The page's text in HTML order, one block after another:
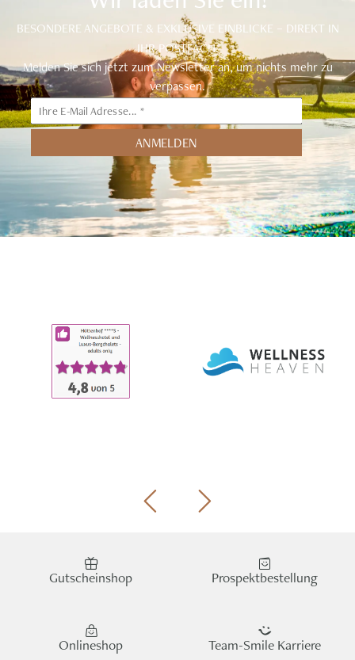
BESONDERE ANGEBOTE & EXKLUSIVE EINBLICKE – DIREKT IN
IHR POSTFACH.
Melden Sie sich jetzt zum Newsletter an, um nichts mehr zu
verpassen.
Gutscheinshop Prospektbestellung
Onlineshop Team-Smile Karriere